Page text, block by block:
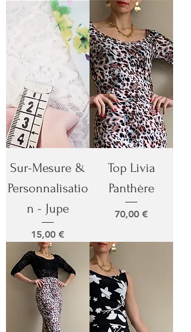
Sur-Mesure &
Personnalisatio
n - Jupe
Prix
15,00 €
Top Livia
Panthère
Prix
70,00 €